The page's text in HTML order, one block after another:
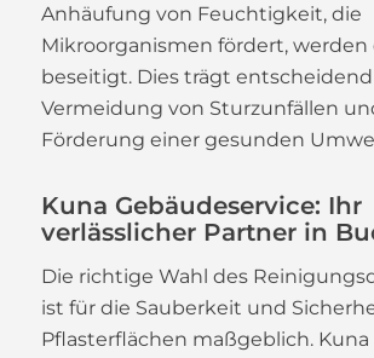
Anhäufung von Feuchtigkeit, die
Mikroorganismen fördert, werden
beseitigt. Dies trägt
Vermeidung von Sturzunfällen
Förderung einer gesunden
Kuna Gebäudeservice: Ihr
verlässlicher Partner in
Die richtige Wahl des
ist für die Sauberkeit und
Pflasterflächen maßgeblich. Kuna